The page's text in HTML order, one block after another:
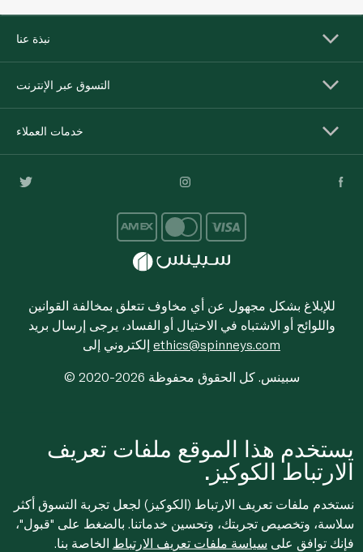
نبذة عنا
التسوق عبر الإنترنت
خدمات العملاء
للإبلاغ بشكل مجهول عن أي مخاوف تتعلق بمخالفة القوانين
واللوائح أو الاشتباه في الاحتيال أو الفساد، يرجى إرسال بريد
ethics@spinneys.com
© 2020-2026 سبينس. كل الحقوق محفوظة
يستخدم هذا الموقع ملفات تعريف
الارتباط الكوكيز.
نستخدم ملفات تعريف الارتباط (الكوكيز) لجعل تجربة التسوق أكثر
سلاسة، وتخصيص تجربتك، وتحسين خدماتنا. بالضغط على "قبول"،
فإنك توافق على سياسة ملفات تعريف الارتباط الخاصة بنا.